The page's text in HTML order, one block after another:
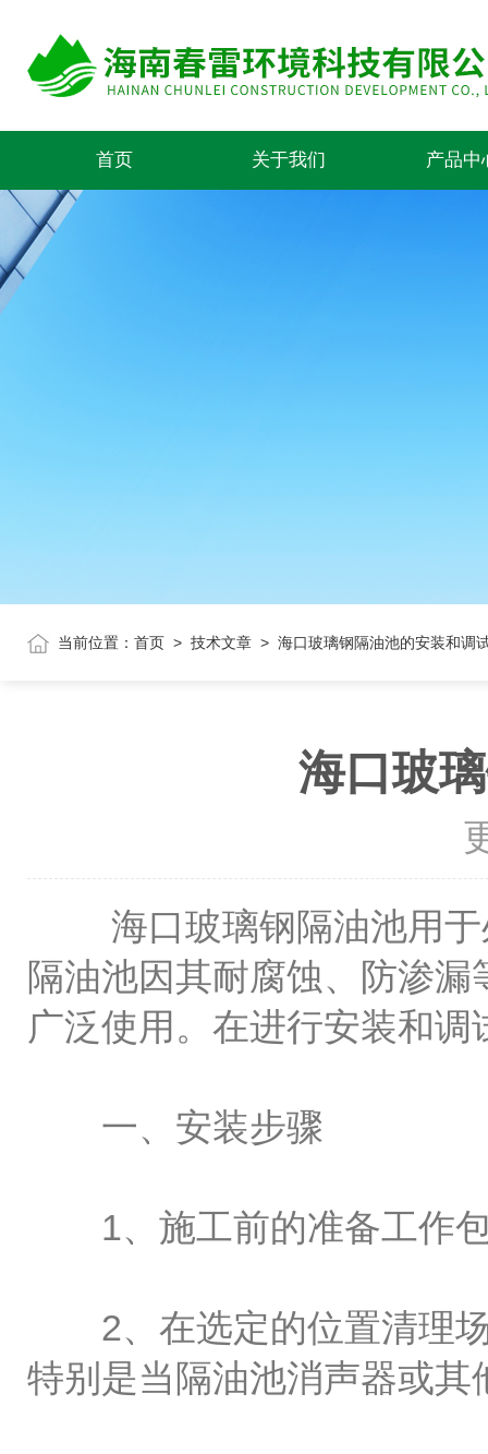
首页 关于我们 产品中
当前位置： 首页 > 技术文章 > 海口玻璃钢隔油池的安装和调
海口玻
海口玻璃钢隔油池用于
隔油池因其耐腐蚀、防渗
广泛使用。在进行安装和
一、安装步骤
1、施工前的准备工作包
2、在选定的位置清理场
特别是当隔油池消声器或